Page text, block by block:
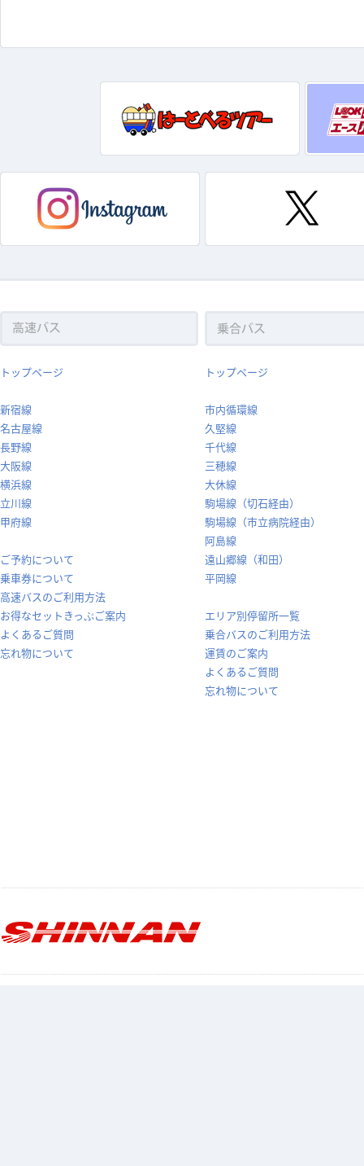
トップページ
新宿線
名古屋線
長野線
大阪線
横浜線
立川線
甲府線
ご予約について
乗車券について
高速バスのご利用方法
お得なセットきっぷご案内
よくあるご質問
忘れ物について
トップページ
市内循環線
久堅線
千代線
三穂線
大休線
駒場線（切石経由）
駒場線（市立病院経由）
阿島線
遠山郷線（和田）
平岡線
エリア別停留所一覧
乗合バスのご利用方法
運賃のご案内
よくあるご質問
忘れ物について